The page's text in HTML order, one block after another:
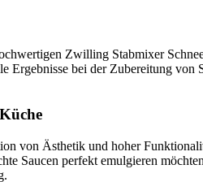
Zwilling Stabmixer
bei der Zubereitung
von Ästhetik und hoher
Saucen perfekt emulgieren